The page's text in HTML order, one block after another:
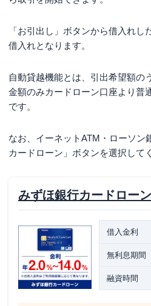
「お引出し」ボタンから借入れ
借入れとなります。
自動貸越機能とは、引出希望額の
金額のみカードローン口座より普
です。
なお、イーネットATM・ローソン
カードローン」ボタンを選択して
みずほ銀行カードローン
借入金利
無利息期間
融資時間